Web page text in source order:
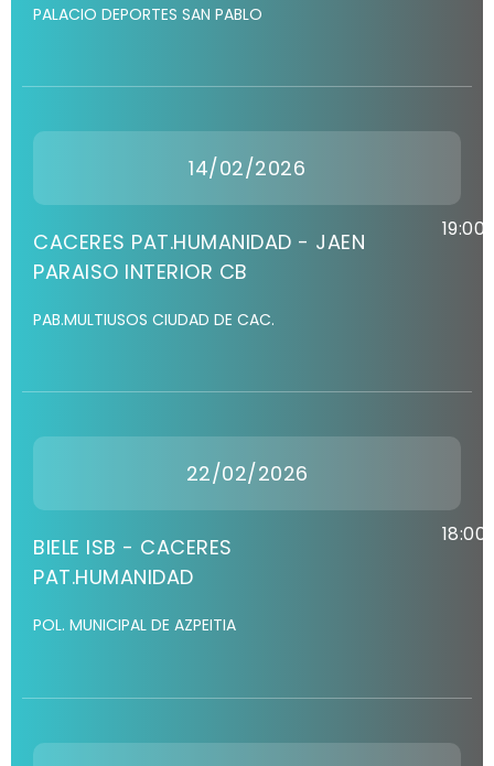
PALACIO DEPORTES SAN PABLO
14/02/2026
CACERES PAT.HUMANIDAD - JAEN
PARAISO INTERIOR CB
19:00
PAB.MULTIUSOS CIUDAD DE CAC.
22/02/2026
BIELE ISB - CACERES
PAT.HUMANIDAD
18:00
POL. MUNICIPAL DE AZPEITIA